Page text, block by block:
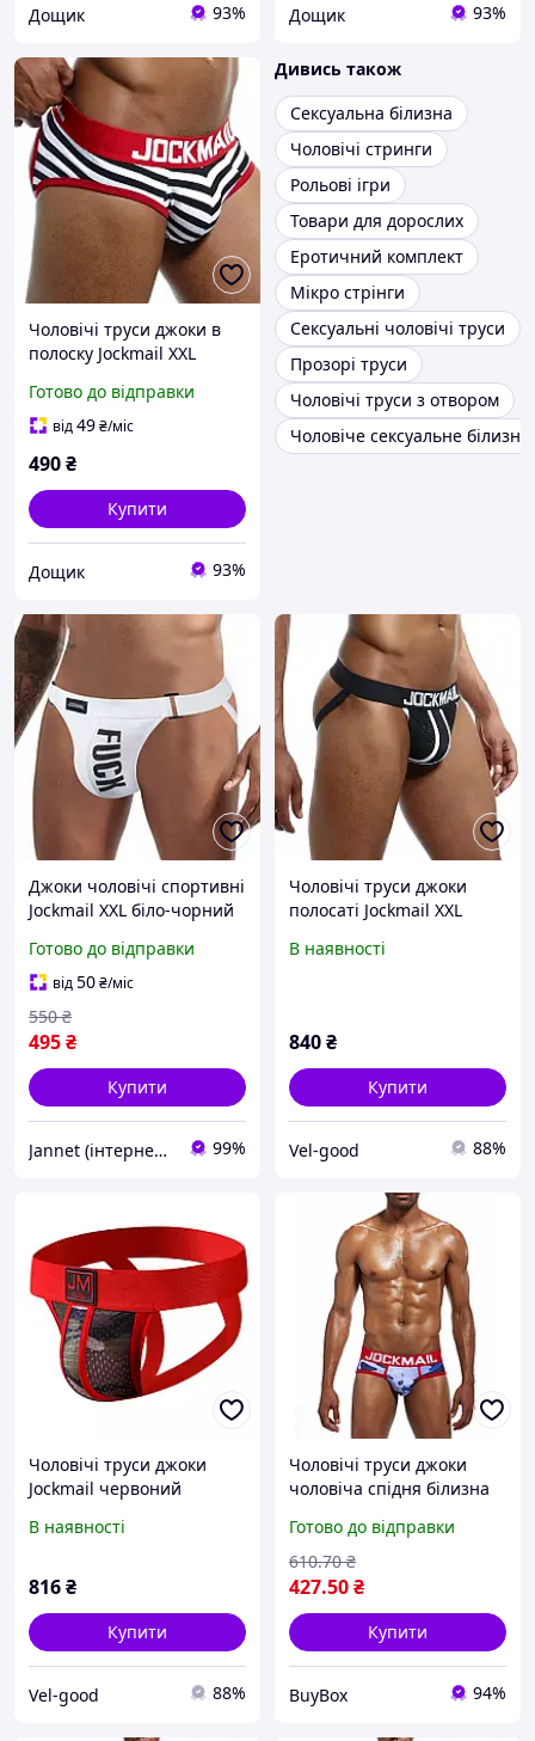
Дощик 93% Дощик 93%
Чоловічі труси джоки в
полоску Jockmail XXL
Готово до відправки
від49₴/міс
490₴
Купити
Дощик 93%
Дивись також
Сексуальна білизна
Чоловічі стринги
Рольові ігри
Товари для дорослих
Еротичний комплект
Мікро стрінги
Сексуальні чоловічі труси
Прозорі труси
Чоловічі труси з отвором
Чоловіче сексуальне білизна
Джоки чоловічі спортивні
Jockmail XXL біло-чорний
Готово до відправки
від50₴/міс
495₴
550 ₴
Купити
Jannet (інтернет-магазин) 99%
Чоловічі труси джоки
полосаті Jockmail XXL
В наявності
840₴
Купити
Vel-good 88%
Чоловічі труси джоки
Jockmail червоний
В наявності
816₴
Купити
Vel-good 88%
Чоловічі труси джоки
чоловіча спідня білизна
для чоловіків розмір M
сині
Готово до відправки
427.50₴
610.70 ₴
Купити
BuyBox 94%